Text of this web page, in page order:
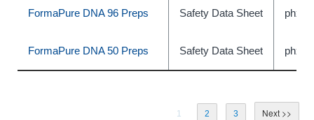
FormaPure DNA 96 Preps Safety Data Sheet
FormaPure DNA 50 Preps Safety Data Sheet
1 2 3